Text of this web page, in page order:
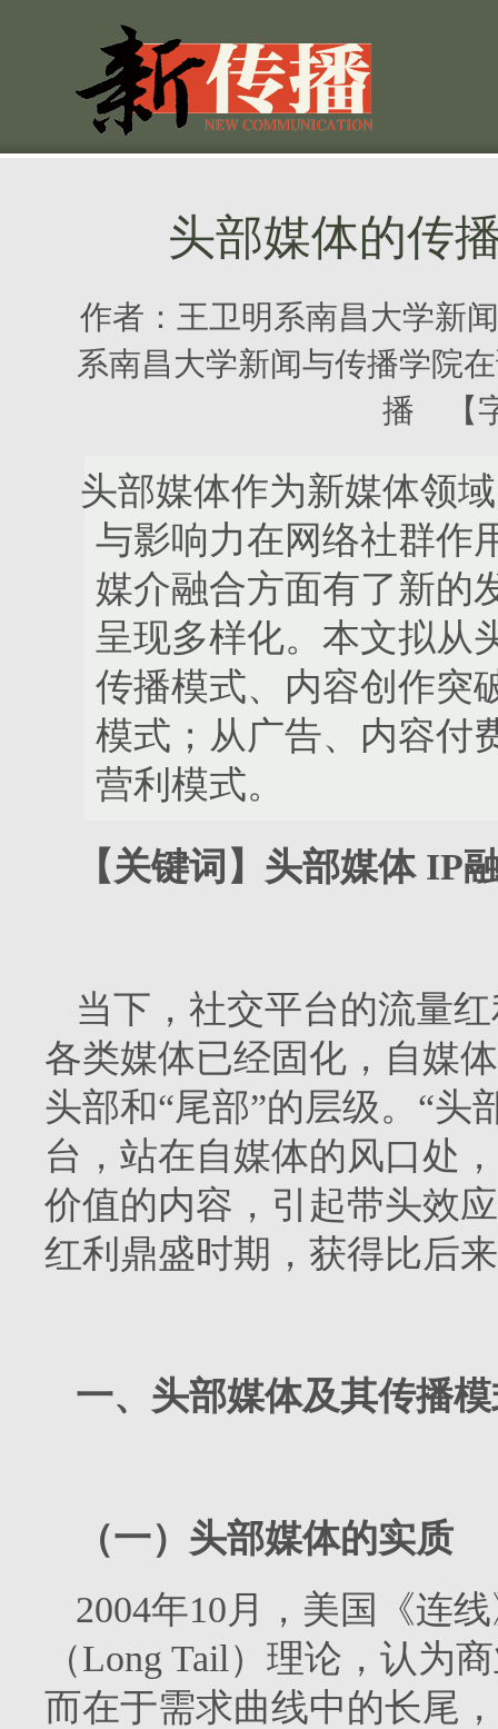
头部媒体的传
作者： 王卫明系南昌大学新
系南昌大学新闻与传播学院
播 【
头部媒体作为新媒体领
与影响力在网络社群作
媒介融合方面有了新的
呈现多样化。本文拟从
传播模式、内容创作突
模式；从广告、内容付
营利模式。
【关键词】头部媒体 IP
当下，社交平台的流量
各类媒体已经固化，自媒
头部和“尾部”的层级。“头
台，站在自媒体的风口处
价值的内容，引起带头效
红利鼎盛时期，获得比后
一、头部媒体及其传播
（一）头部媒体的实质
2004年10月，美国《连
（Long Tail）理论，认为
而在于需求曲线中的长尾